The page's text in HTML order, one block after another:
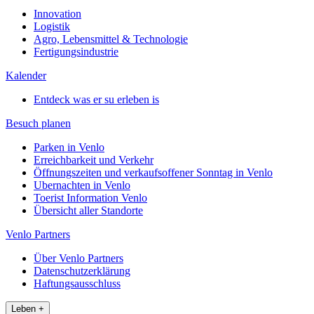
Innovation
Logistik
Agro, Lebensmittel & Technologie
Fertigungsindustrie
Kalender
Entdeck was er su erleben is
Besuch planen
Parken in Venlo
Erreichbarkeit und Verkehr
Öffnungszeiten und verkaufsoffener Sonntag in Venlo
Ubernachten in Venlo
Toerist Information Venlo
Übersicht aller Standorte
Venlo Partners
Über Venlo Partners
Datenschutzerklärung
Haftungsausschluss
Leben +